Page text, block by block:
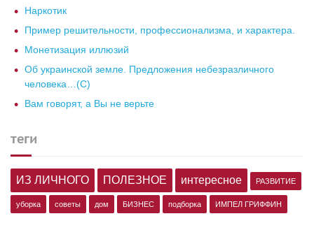
Наркотик
Пример решительности, профессионализма, и характера.
Монетизация иллюзий
Об украинской земле. Предложения небезразличного
человека…(С)
Вам говорят, а Вы не верьте
теги
ИЗ ЛИЧНОГО ПОЛЕЗНОЕ интересное РАЗВИТИЕ
уборка советы дом БИЗНЕС подборка ИМПЕЛ ГРИФФИН